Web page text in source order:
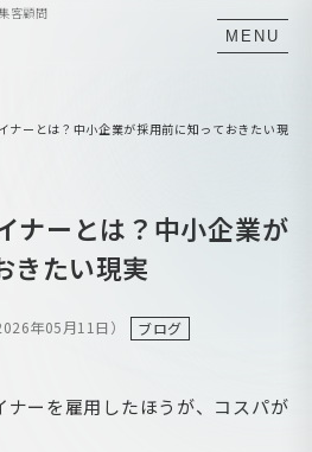
客顧問
MENU
ナーとは？中小企業が採用前に知っておきたい現
ナーとは？中小企業が
きたい現実
年05月11日） ブログ
ナーを雇用したほうが、コスパが